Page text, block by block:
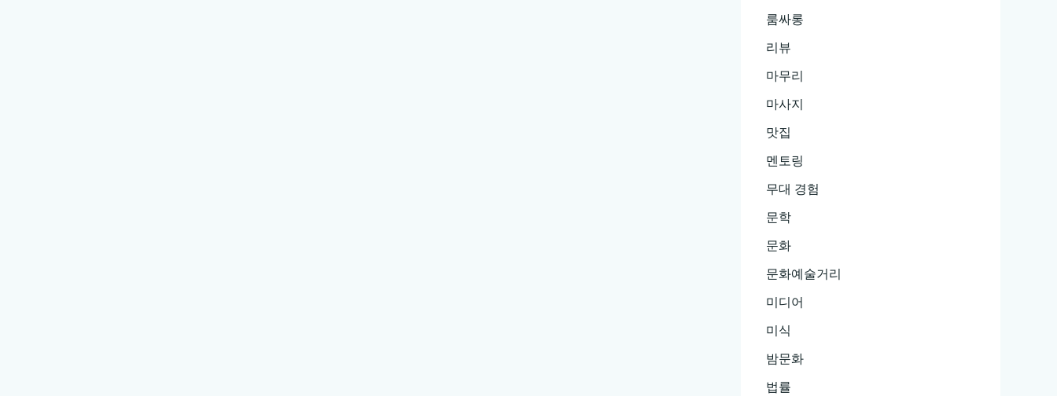
룸싸롱
리뷰
마무리
마사지
맛집
멘토링
무대 경험
문학
문화
문화예술거리
미디어
미식
밤문화
법률